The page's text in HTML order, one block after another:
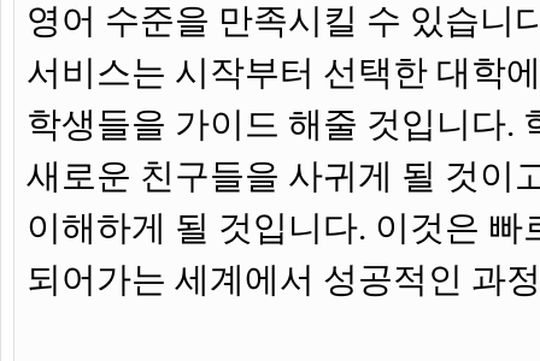
영어 수준을 만족시킬 수 있습니
서비스는 시작부터 선택한 대학
학생들을 가이드 해줄 것입니다.
새로운 친구들을 사귀게 될 것이
이해하게 될 것입니다. 이것은
되어가는 세계에서 성공적인 과